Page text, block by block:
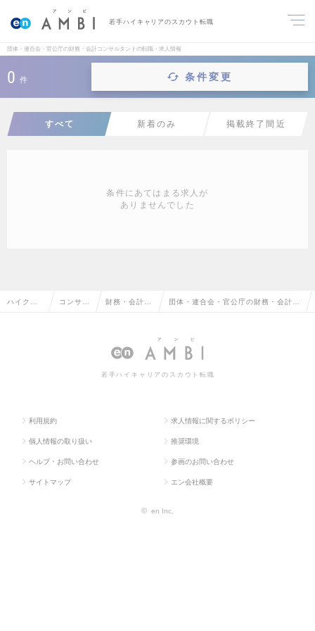
若手ハイキャリアのスカウト転職
団体・連合会・官公庁の財務・会計コンサルタントの転職・求人情報
0 件 条件変更
すべて 新着のみ 掲載終了間近
条件にあてはまる求人が
ありませんでした
ハイクラ コンサル 財務・会計コ 団体・連合会・官公庁の財務・会計コ
若手ハイキャリアのスカウト転職
利用規約 求人情報に関するポリシー
個人情報の取り扱い 推奨環境
ヘルプ・お問い合わせ 参画のお問い合わせ
サイトマップ エン会社概要
© en Inc.